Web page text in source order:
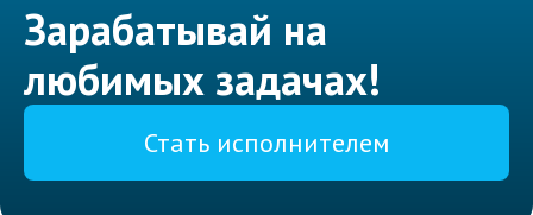
Зарабатывай на
любимых задачах!
Стать исполнителем